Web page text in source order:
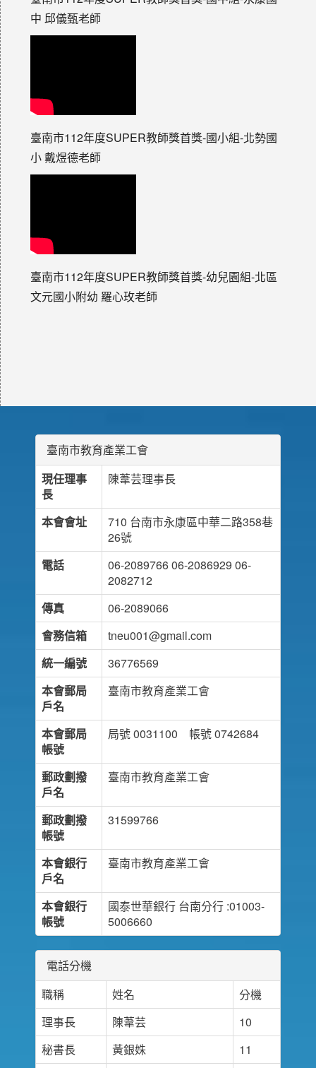
中 邱儀甄老師
臺南市112年度SUPER教師獎首獎-國小組-北勢國
小 戴煜德老師
臺南市112年度SUPER教師獎首獎-幼兒園組-北區
文元國小附幼 羅心玫老師
臺南市教育產業工會
現任理事
長
陳葦芸理事長
本會會址
710 台南市永康區中華二路358巷
26號
電話
06-2089766 06-2086929 06-
2082712
傳真
06-2089066
會務信箱
tneu001@gmail.com
統一編號
36776569
本會郵局
戶名
臺南市教育產業工會
本會郵局
帳號
局號 0031100 帳號 0742684
郵政劃撥
戶名
臺南市教育產業工會
郵政劃撥
帳號
31599766
本會銀行
戶名
臺南市教育產業工會
本會銀行
帳號
國泰世華銀行 台南分行 :01003-
5006660
電話分機
職稱
姓名
分機
理事長
陳葦芸
10
秘書長
黃銀姝
11